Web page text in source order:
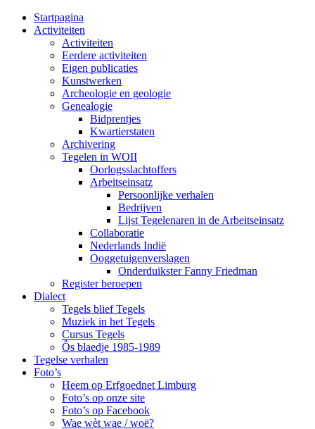
Startpagina
Activiteiten
Activiteiten
Eerdere activiteiten
Eigen publicaties
Kunstwerken
Archeologie en geologie
Genealogie
Bidprentjes
Kwartierstaten
Archivering
Tegelen in WOII
Oorlogsslachtoffers
Arbeitseinsatz
Persoonlijke verhalen
Bedrijven
Lijst Tegelenaren in de Arbeitseinsatz
Collaboratie
Nederlands Indië
Ooggetuigenverslagen
Onderduikster Fanny Friedman
Register beroepen
Dialect
Tegels blief Tegels
Muziek in het Tegels
Cursus Tegels
Ôs blaedje 1985-1989
Tegelse verhalen
Foto’s
Heem op Erfgoednet Limburg
Foto’s op onze site
Foto’s op Facebook
Wae wèt wae / woë?